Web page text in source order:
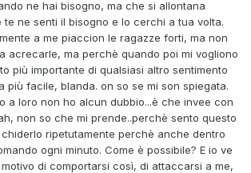
ne hai bisogno, ma che si allontana
te ne senti il bisogno e lo cerchi a tua volta.
a me piaccion le ragazze forti, ma non
acrecarle, ma perchè quando poi mi vogliono
più importante di qualsiasi altro sentimento
più facile, blanda. on so se mi son spiegata.
a loro non ho alcun dubbio...è che invee con
non so che mi prende..perchè sento questo
ripetutamente perchè anche dentro
ogni minuto. Come è possibile? E io ve
di comportarsi così, di attaccarsi a me,